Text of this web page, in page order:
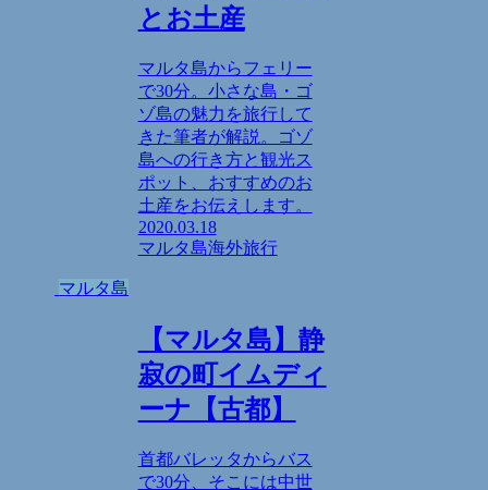
とお土産
マルタ島からフェリー
で30分。小さな島・ゴ
ゾ島の魅力を旅行して
きた筆者が解説。ゴゾ
島への行き方と観光ス
ポット、おすすめのお
土産をお伝えします。
2020.03.18
マルタ島海外旅行
マルタ島
【マルタ島】静
寂の町イムディ
ーナ【古都】
首都バレッタからバス
で30分、そこには中世